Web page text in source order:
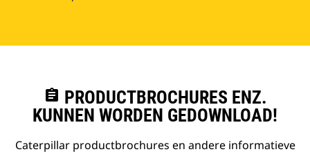
assignment PRODUCTBROCHURES ENZ.
KUNNEN WORDEN GEDOWNLOAD!
Caterpillar productbrochures en andere informatieve